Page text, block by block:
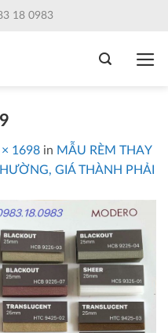
18 0983
1698 in MẪU RÈM THAY
GIÁ THÀNH PHẢI